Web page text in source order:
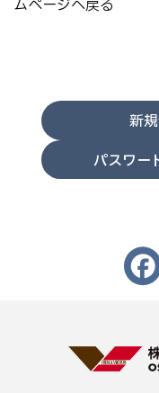
ムページへ戻る
新
パスワー